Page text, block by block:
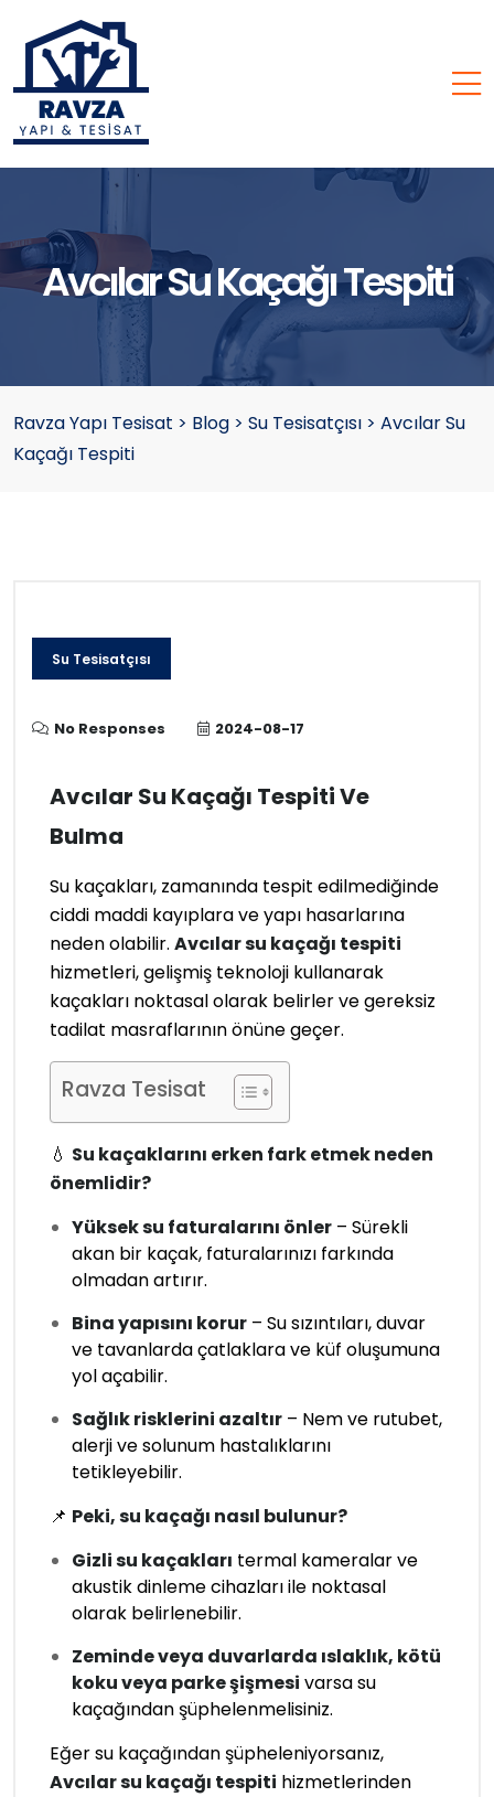
Avcılar Su Kaçağı Tespiti
Ravza Yapı Tesisat > Blog > Su Tesisatçısı > Avcılar Su
Kaçağı Tespiti
Su Tesisatçısı
No Responses 2024-08-17
Avcılar Su Kaçağı Tespiti Ve
Bulma
Su kaçakları, zamanında tespit edilmediğinde
ciddi maddi kayıplara ve yapı hasarlarına
neden olabilir. Avcılar su kaçağı tespiti
hizmetleri, gelişmiş teknoloji kullanarak
kaçakları noktasal olarak belirler ve gereksiz
tadilat masraflarının önüne geçer.
Ravza Tesisat
💧 Su kaçaklarını erken fark etmek neden
önemlidir?
Yüksek su faturalarını önler – Sürekli
akan bir kaçak, faturalarınızı farkında
olmadan artırır.
Bina yapısını korur – Su sızıntıları, duvar
ve tavanlarda çatlaklara ve küf oluşumuna
yol açabilir.
Sağlık risklerini azaltır – Nem ve rutubet,
alerji ve solunum hastalıklarını
tetikleyebilir.
📌 Peki, su kaçağı nasıl bulunur?
Gizli su kaçakları termal kameralar ve
akustik dinleme cihazları ile noktasal
olarak belirlenebilir.
Zeminde veya duvarlarda ıslaklık, kötü
koku veya parke şişmesi varsa su
kaçağından şüphelenmelisiniz.
Eğer su kaçağından şüpheleniyorsanız,
Avcılar su kaçağı tespiti hizmetlerinden